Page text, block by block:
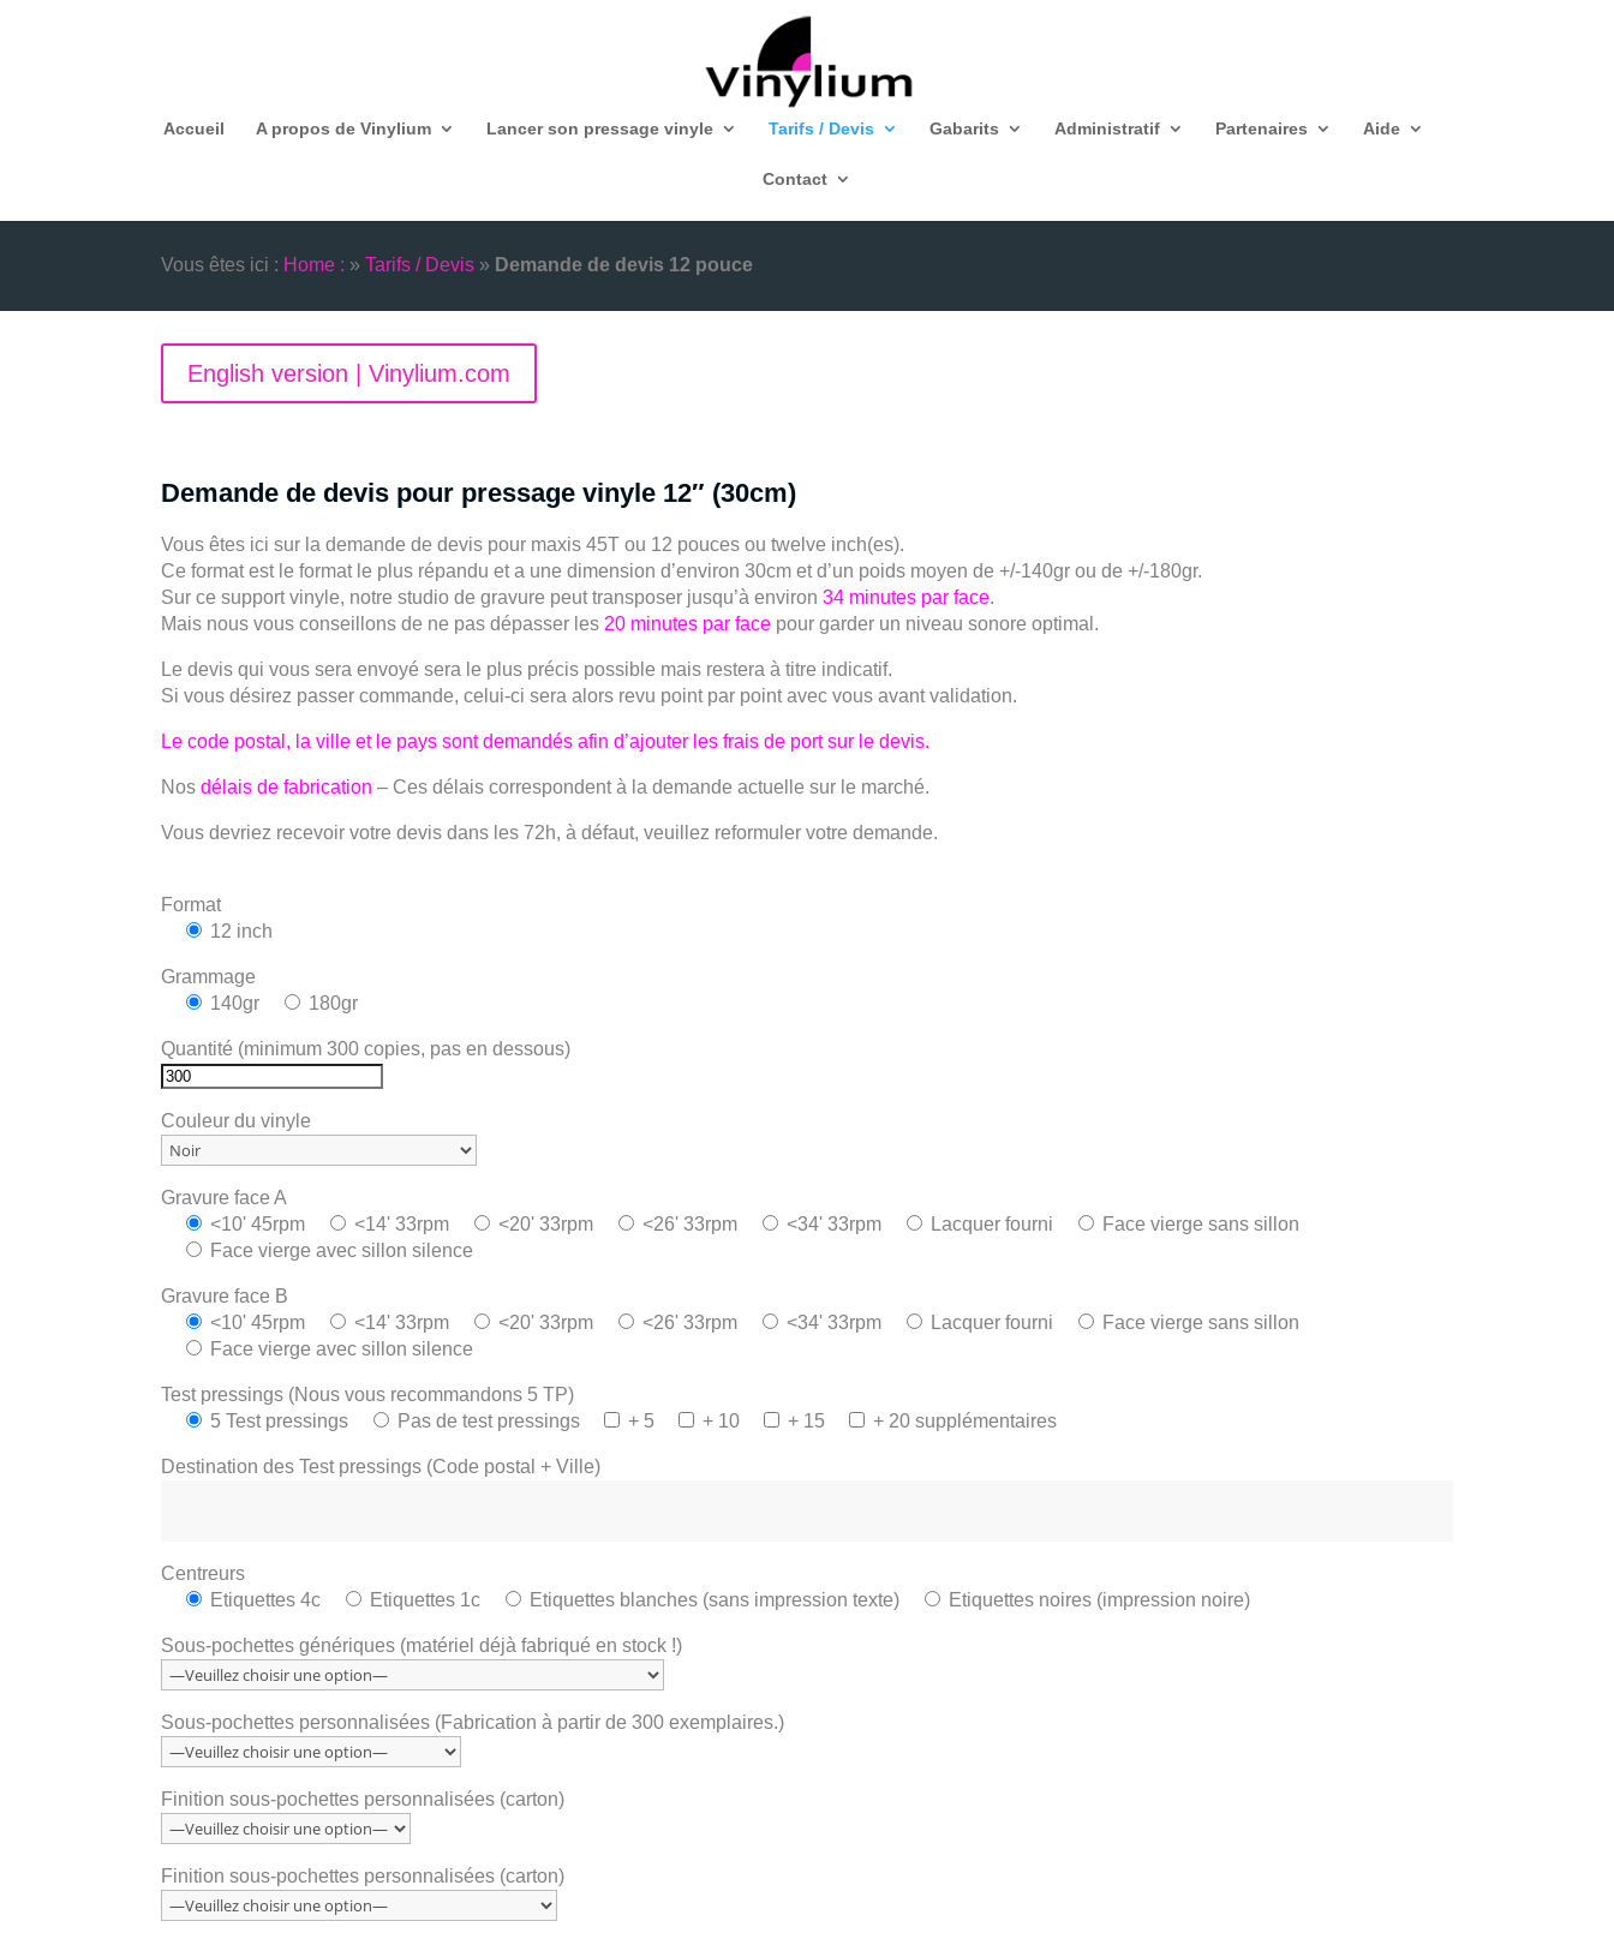
Accueil A propos de Vinylium Lancer son pressage vinyle Tarifs / Devis Gabarits Administratif Partenaires Aide
Contact
Vous êtes ici : Home : »Tarifs / Devis » Demande de devis 12 pouce
English version | Vinylium.com
Demande de devis pour pressage vinyle 12″ (30cm)
Vous êtes ici sur la demande de devis pour maxis 45T ou 12 pouces ou twelve inch(es).
Ce format est le format le plus répandu et a une dimension d’environ 30cm et d’un poids moyen de +/-140gr ou de +/-180gr.
Sur ce support vinyle, notre studio de gravure peut transposer jusqu’à environ34 minutes par face.
Mais nous vous conseillons de ne pas dépasser les 20 minutes par face pour garder un niveau sonore optimal.
Le devis qui vous sera envoyé sera le plus précis possible mais restera à titre indicatif.
Si vous désirez passer commande, celui-ci sera alors revu point par point avec vous avant validation.
Le code postal, la ville et le pays sont demandés afin d’ajouter les frais de port sur le devis.
Nosdélais de fabrication – Ces délais correspondent à la demande actuelle sur le marché.
Vous devriez recevoir votre devis dans les 72h, à défaut, veuillez reformuler votre demande.
Format
12 inch
Grammage
140gr
180gr
Quantité (minimum 300 copies, pas en dessous)
Couleur du vinyle
Gravure face A
<10' 45rpm
<14' 33rpm <20' 33rpm <26' 33rpm <34' 33rpm Lacquer fourni
Face vierge sans sillon
Face vierge avec sillon silence
Gravure face B
<10' 45rpm
<14' 33rpm <20' 33rpm <26' 33rpm <34' 33rpm Lacquer fourni
Face vierge sans sillon
Face vierge avec sillon silence
Test pressings (Nous vous recommandons 5 TP)
5 Test pressings
Pas de test pressings + 5 + 10 + 15 + 20 supplémentaires
Destination des Test pressings (Code postal + Ville)
Centreurs
Etiquettes 4c
Etiquettes 1c Etiquettes blanches (sans impression texte) Etiquettes noires (impression noire)
Sous-pochettes génériques (matériel déjà fabriqué en stock !)
Sous-pochettes personnalisées (Fabrication à partir de 300 exemplaires.)
Finition sous-pochettes personnalisées (carton)
Finition sous-pochettes personnalisées (carton)